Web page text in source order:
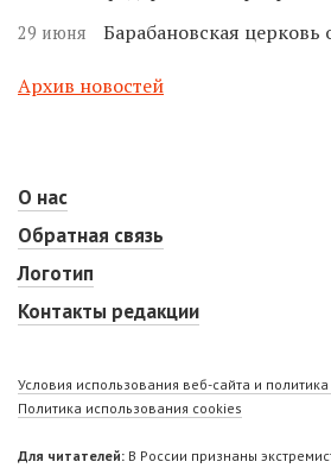
29 июня Барабановская церковь
Архив новостей
О нас
Обратная связь
Логотип
Контакты редакции
Условия использования веб-сайта и
Политика использования cookies
Для читателей: В России признаны